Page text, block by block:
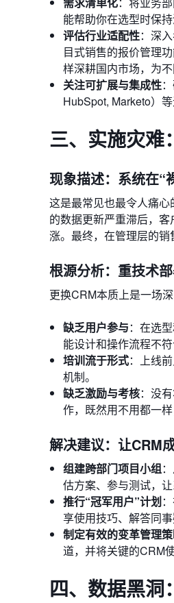
能帮助你在选型时保
评估行业适配性：深
目式销售的报价管理
样深耕国内市场，为
关注可扩展与集成性
HubSpot, Marketo）
三、实施灾难
现象描述：系统在“
这是最常见也最令人痛
的数据更新严重滞后，
涨。最终，在管理层的销
根源分析：重技术
更换CRM本质上是一场
缺乏用户参与：在选
能设计和操作流程不
培训流于形式：上线
机制。
缺乏激励与考核：没
作，既然用不用都一
解决建议：让CRM
组建跨部门项目小组
估方案、参与测试，让
推行“冠军用户”计划
享使用技巧、解答同
制定有效的变革管理
道，并将关键的CRM
四、数据黑洞